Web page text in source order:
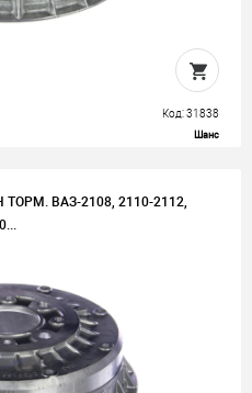
Код: 31838
Шанс
ВАЗ-2108, 2110-2112,